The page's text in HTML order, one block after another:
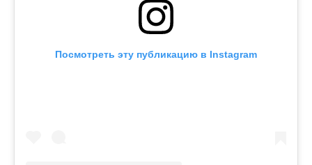
Посмотреть эту публикацию в Instagram